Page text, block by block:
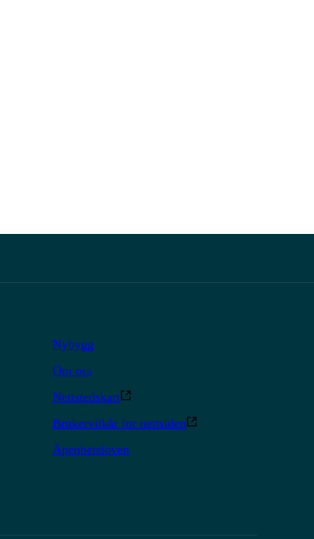
Nybygg
Om oss
Nettstedskart
Brukervilkår for nettsiden
Åpenhetsloven